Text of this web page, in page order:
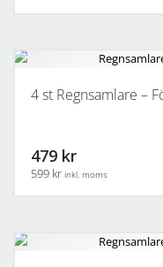
4 st Regnsamlare –
479 kr
599 kr inkl. moms